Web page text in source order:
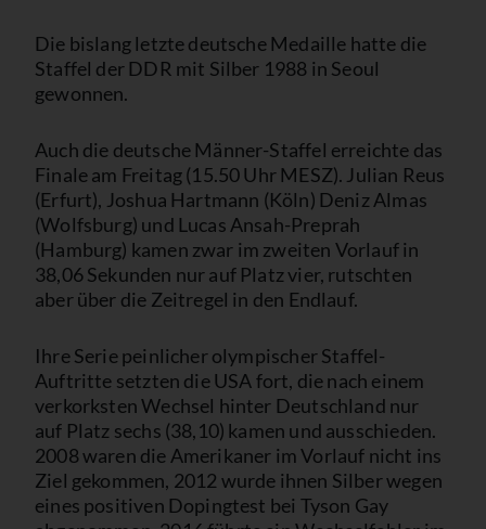
Die bislang letzte deutsche Medaille hatte die
Staffel der DDR mit Silber 1988 in Seoul
gewonnen.
Auch die deutsche Männer-Staffel erreichte das
Finale am Freitag (15.50 Uhr MESZ). Julian Reus
(Erfurt), Joshua Hartmann (Köln) Deniz Almas
(Wolfsburg) und Lucas Ansah-Preprah
(Hamburg) kamen zwar im zweiten Vorlauf in
38,06 Sekunden nur auf Platz vier, rutschten
aber über die Zeitregel in den Endlauf.
Ihre Serie peinlicher olympischer Staffel-
Auftritte setzten die USA fort, die nach einem
verkorksten Wechsel hinter Deutschland nur
auf Platz sechs (38,10) kamen und ausschieden.
2008 waren die Amerikaner im Vorlauf nicht ins
Ziel gekommen, 2012 wurde ihnen Silber wegen
eines positiven Dopingtest bei Tyson Gay